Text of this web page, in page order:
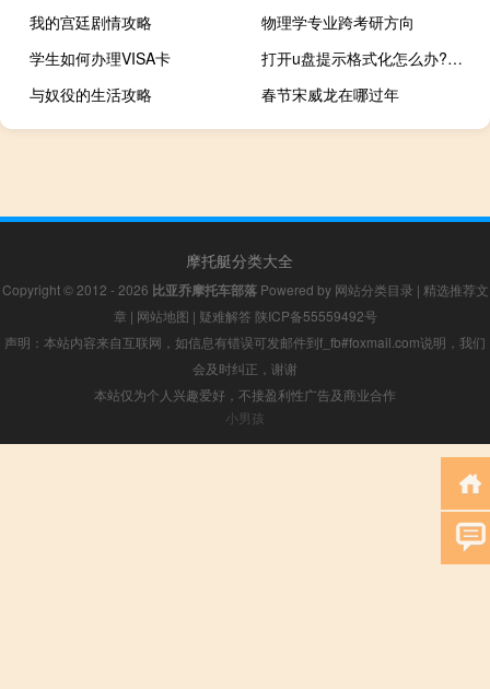
我的宫廷剧情攻略
物理学专业跨考研方向
学生如何办理VISA卡
打开u盘提示格式化怎么办?（u盘一打开就提示格式化怎么办）
与奴役的生活攻略
春节宋威龙在哪过年
摩托艇分类大全
Copyright © 2012 - 2026 比亚乔摩托车部落Powered by 网站分类目录 | 精选推荐文
章 | 网站地图 | 疑难解答 陕ICP备55559492号
声明：本站内容来自互联网，如信息有错误可发邮件到f_fb#foxmail.com说明，我们
会及时纠正，谢谢
本站仅为个人兴趣爱好，不接盈利性广告及商业合作
小男孩